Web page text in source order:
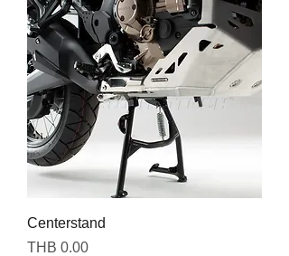
Centerstand
Price
THB 0.00